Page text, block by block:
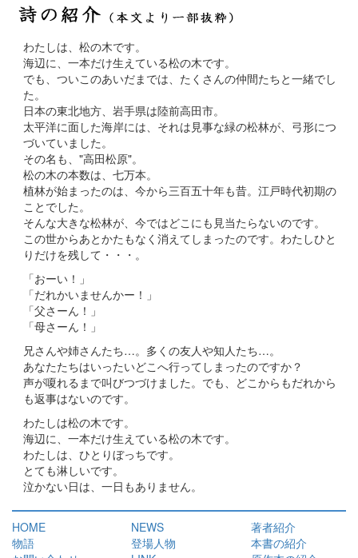
わたしは、松の木です。
海辺に、一本だけ生えている松の木です。
でも、ついこのあいだまでは、たくさんの仲間たちと一緒でし
た。
日本の東北地方、岩手県は陸前高田市。
太平洋に面した海岸には、それは見事な緑の松林が、弓形につ
づいていました。
その名も、"高田松原"。
松の木の本数は、七万本。
植林が始まったのは、今から三百五十年も昔。江戸時代初期の
ことでした。
そんな大きな松林が、今ではどこにも見当たらないのです。
この世からあとかたもなく消えてしまったのです。わたしひと
りだけを残して・・・。
「おーい！」
「だれかいませんかー！」
「父さーん！」
「母さーん！」
兄さんや姉さんたち…。多くの友人や知人たち…。
あなたたちはいったいどこへ行ってしまったのですか？
声が嗄れるまで叫びつづけました。でも、どこからもだれから
も返事はないのです。
わたしは松の木です。
海辺に、一本だけ生えている松の木です。
わたしは、ひとりぼっちです。
とても淋しいです。
泣かない日は、一日もありません。
HOME NEWS
著者紹介
物語
登場人物
本書の紹介